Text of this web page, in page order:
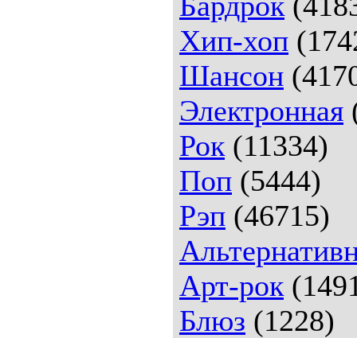
Хип-хоп
Шансон
Электронная
Рок (11334)
Поп (5444)
Рэп (46715)
Арт-рок
Блюз (1228)